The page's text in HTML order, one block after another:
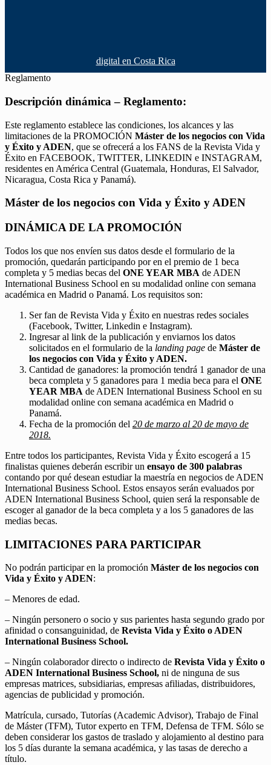
digital en Costa Rica
Reglamento
Descripción dinámica – Reglamento:
Este reglamento establece las condiciones, los alcances y las
limitaciones de la PROMOCIÓN Máster de los negocios con Vida
y Éxito y ADEN, que se ofrecerá a los FANS de la Revista Vida y
Éxito en FACEBOOK, TWITTER, LINKEDIN e INSTAGRAM,
residentes en América Central (Guatemala, Honduras, El Salvador,
Nicaragua, Costa Rica y Panamá).
Máster de los negocios con Vida y Éxito y ADEN
DINÁMICA DE LA PROMOCIÓN
Todos los que nos envíen sus datos desde el formulario de la
promoción, quedarán participando por en el premio de 1 beca
completa y 5 medias becas del ONE YEAR MBA de ADEN
International Business School en su modalidad online con semana
académica en Madrid o Panamá. Los requisitos son:
Ser fan de Revista Vida y Éxito en nuestras redes sociales
(Facebook, Twitter, Linkedin e Instagram).
Ingresar al link de la publicación y enviarnos los datos
solicitados en el formulario de la landing page de Máster de
los negocios con Vida y Éxito y ADEN.
Cantidad de ganadores: la promoción tendrá 1 ganador de una
beca completa y 5 ganadores para 1 media beca para el ONE
YEAR MBA de ADEN International Business School en su
modalidad online con semana académica en Madrid o
Panamá.
Fecha de la promoción del 20 de marzo al 20 de mayo de
2018.
Entre todos los participantes, Revista Vida y Éxito escogerá a 15
finalistas quienes deberán escribir un ensayo de 300 palabras
contando por qué desean estudiar la maestría en negocios de ADEN
International Business School. Estos ensayos serán evaluados por
ADEN International Business School, quien será la responsable de
escoger al ganador de la beca completa y a los 5 ganadores de las
medias becas.
LIMITACIONES PARA PARTICIPAR
No podrán participar en la promoción Máster de los negocios con
Vida y Éxito y ADEN:
– Menores de edad.
– Ningún personero o socio y sus parientes hasta segundo grado por
afinidad o consanguinidad, de Revista Vida y Éxito o ADEN
International Business School.
– Ningún colaborador directo o indirecto de Revista Vida y Éxito o
ADEN International Business School, ni de ninguna de sus
empresas matrices, subsidiarias, empresas afiliadas, distribuidores,
agencias de publicidad y promoción.
Matrícula, cursado, Tutorías (Academic Advisor), Trabajo de Final
de Máster (TFM), Tutor experto en TFM, Defensa de TFM. Sólo se
deben considerar los gastos de traslado y alojamiento al destino para
los 5 días durante la semana académica, y las tasas de derecho a
título.